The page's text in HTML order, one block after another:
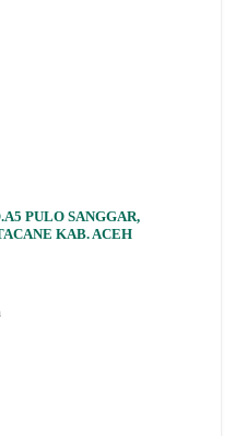
PULO SANGGAR,
KAB. ACEH